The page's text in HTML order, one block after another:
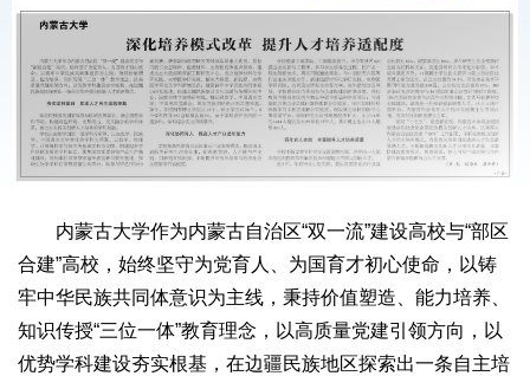
内蒙古大学作为内蒙古自治区“双一流”建设高校与“部区
合建”高校，始终坚守为党育人、为国育才初心使命，以铸
牢中华民族共同体意识为主线，秉持价值塑造、能力培养、
知识传授“三位一体”教育理念，以高质量党建引领方向，以
优势学科建设夯实根基，在边疆民族地区探索出一条自主培